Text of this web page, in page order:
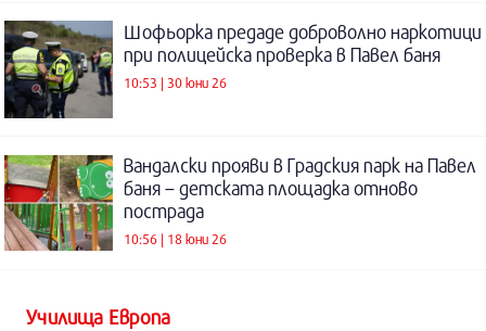
Шофьорка предаде доброволно наркотици
при полицейска проверка в Павел баня
10:53 | 30 юни 26
Вандалски прояви в Градския парк на Павел
баня – детската площадка отново
пострада
10:56 | 18 юни 26
Училища Европа